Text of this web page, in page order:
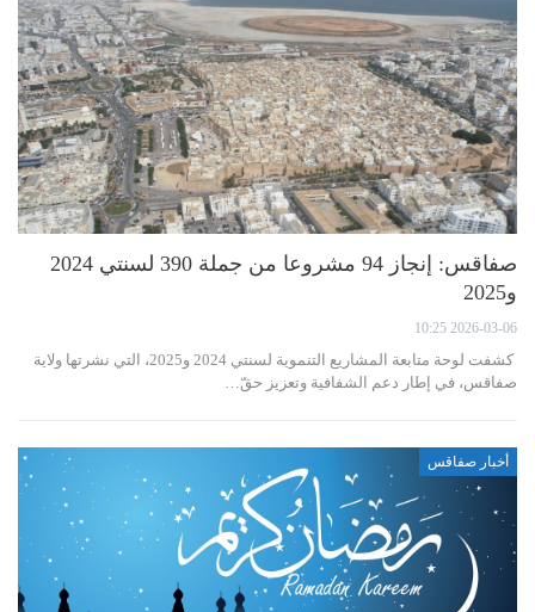
صفاقس: إنجاز 94 مشروعا من جملة 390 لسنتي 2024
و2025
2026-03-06 10:25
كشفت لوحة متابعة المشاريع التنموية لسنتي 2024 و2025، التي نشرتها ولاية
صفاقس، في إطار دعم الشفافية وتعزيز حقّ…
أخبار صفاقس